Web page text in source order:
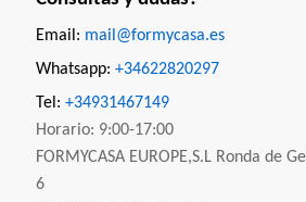
Email: mail@formycasa.es
Whatsapp: +34622820297
Tel: +34931467149
Horario: 9:00-17:00
FORMYCASA EUROPE,S.L Ronda de
6